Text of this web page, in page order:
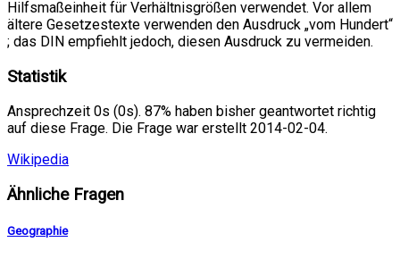
Hilfsmaßeinheit für Verhältnisgrößen verwendet. Vor allem
ältere Gesetzestexte verwenden den Ausdruck „vom Hundert“
; das DIN empfiehlt jedoch, diesen Ausdruck zu vermeiden.
Statistik
Ansprechzeit 0s (0s). 87% haben bisher geantwortet richtig
auf diese Frage. Die Frage war erstellt 2014-02-04.
Wikipedia
Ähnliche Fragen
Geographie